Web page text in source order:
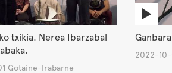
txikia. Nerea Ibarzabal
Gotaine-Irabarne
2022-